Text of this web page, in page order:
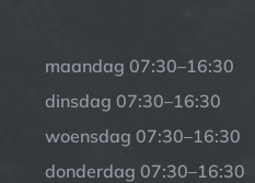
maandag 07:30–16:30
dinsdag 07:30–16:30
woensdag 07:30–16:30
donderdag 07:30–16:30